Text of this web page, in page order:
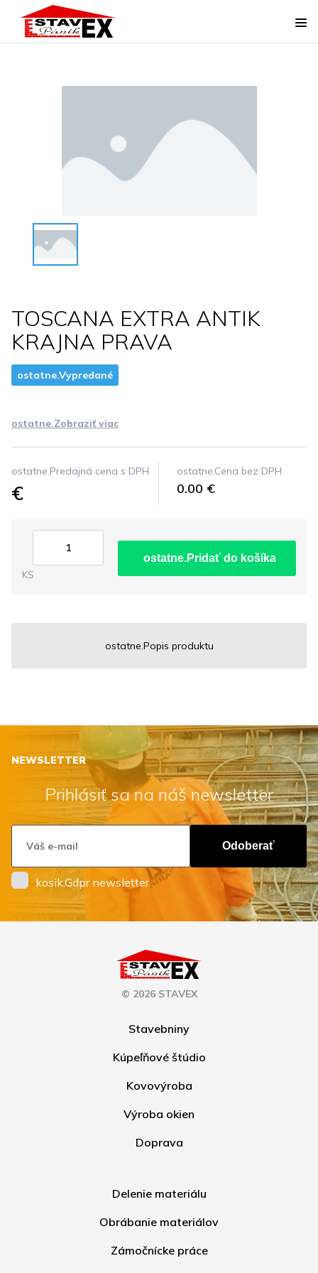
TOSCANA EXTRA ANTIK
KRAJNA PRAVA
ostatne.Vypredané
ostatne.Zobraziť viac
ostatne.Predajná cena s DPH
€
ostatne.Cena bez DPH
0.00 €
KS
ostatne.Pridať do košíka
ostatne.Popis produktu
NEWSLETTER
Prihlásiť sa na náš newsletter
Odoberať
kosik.Gdpr newsletter
© 2026 STAVEX
Stavebniny
Kúpeľňové štúdio
Kovovýroba
Výroba okien
Doprava
Delenie materiálu
Obrábanie materiálov
Zámočnícke práce